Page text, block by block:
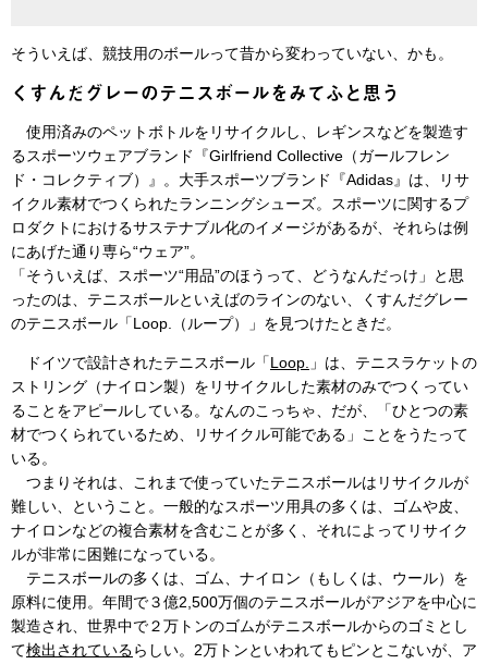
そういえば、競技用のボールって昔から変わっていない、かも。
くすんだグレーのテニスボールをみてふと思う
使用済みのペットボトルをリサイクルし、レギンスなどを製造す
るスポーツウェアブランド『Girlfriend Collective（ガールフレン
ド・コレクティブ）』。大手スポーツブランド『Adidas』は、リサ
イクル素材でつくられたランニングシューズ。スポーツに関するプ
ロダクトにおけるサステナブル化のイメージがあるが、それらは例
にあげた通り専ら“ウェア”。
「そういえば、スポーツ“用品”のほうって、どうなんだっけ」と思
ったのは、テニスボールといえばのラインのない、くすんだグレー
のテニスボール「Loop.（ループ）」を見つけたときだ。
ドイツで設計されたテニスボール「Loop. 」は、テニスラケットの
ストリング（ナイロン製）をリサイクルした素材のみでつくってい
ることをアピールしている。なんのこっちゃ、だが、「ひとつの素
材でつくられているため、リサイクル可能である」ことをうたって
いる。
つまりそれは、これまで使っていたテニスボールはリサイクルが
難しい、ということ。一般的なスポーツ用具の多くは、ゴムや皮、
ナイロンなどの複合素材を含むことが多く、それによってリサイク
ルが非常に困難になっている。
テニスボールの多くは、ゴム、ナイロン（もしくは、ウール）を
原料に使用。年間で３億2,500万個のテニスボールがアジアを中心に
製造され、世界中で２万トンのゴムがテニスボールからのゴミとし
て検出されているらしい。2万トンといわれてもピンとこないが、ア